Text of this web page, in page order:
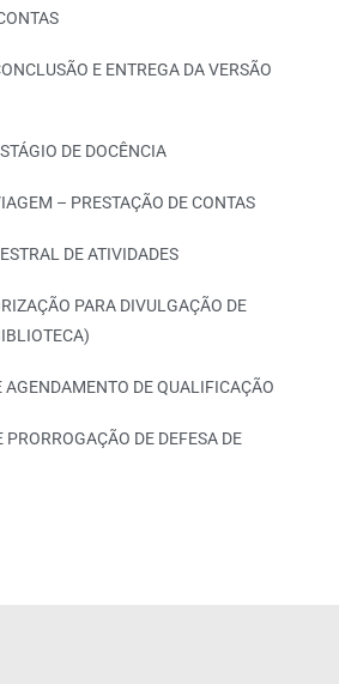
E ENTREGA DA VERSÃO
DE DOCÊNCIA
– PRESTAÇÃO DE CONTAS
DE ATIVIDADES
PARA DIVULGAÇÃO DE
AGENDAMENTO DE QUALIFICAÇÃO
DE DEFESA DE